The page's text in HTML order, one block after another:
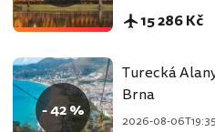
15 286 Kč
- 42 %
Turecká
Brna
2026-08-